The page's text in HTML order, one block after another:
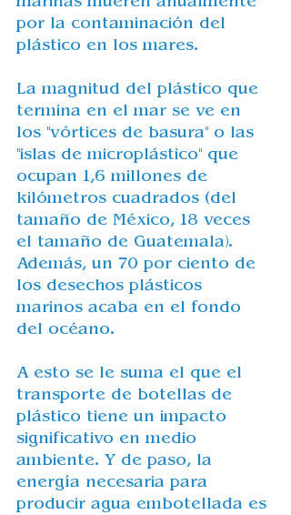
por la contaminación del
plástico en los mares.
La magnitud del plástico que
termina en el mar se ve en
los "vórtices de basura" o las
"islas de microplástico" que
ocupan 1,6 millones de
kilómetros cuadrados (del
tamaño de México, 18 veces
el tamaño de Guatemala).
Además, un 70 por ciento de
los desechos plásticos
marinos acaba en el fondo
del océano.
A esto se le suma el que el
transporte de botellas de
plástico tiene un impacto
significativo en medio
ambiente. Y de paso, la
energía necesaria para
producir agua embotellada es